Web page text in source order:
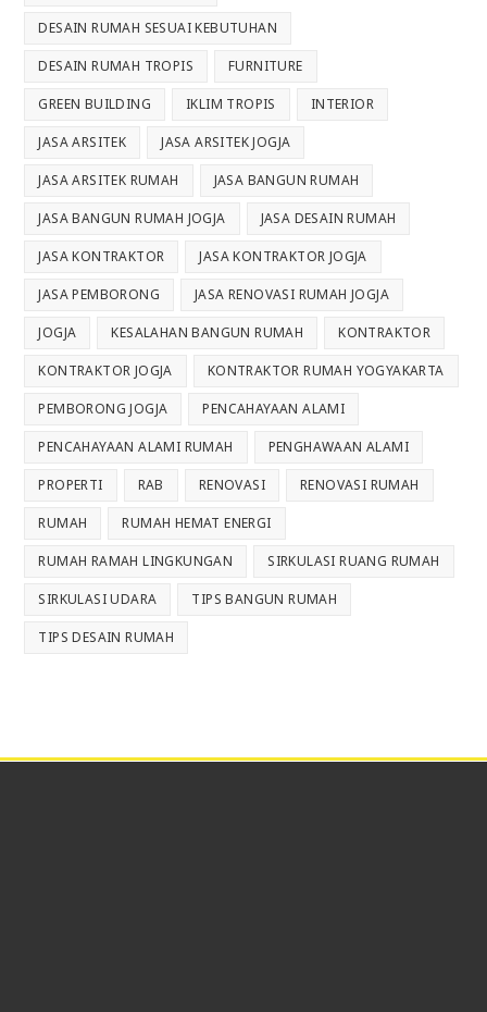
DESAIN RUMAH SESUAI KEBUTUHAN
DESAIN RUMAH TROPIS FURNITURE
GREEN BUILDING IKLIM TROPIS INTERIOR
JASA ARSITEK JASA ARSITEK JOGJA
JASA ARSITEK RUMAH JASA BANGUN RUMAH
JASA BANGUN RUMAH JOGJA JASA DESAIN RUMAH
JASA KONTRAKTOR JASA KONTRAKTOR JOGJA
JASA PEMBORONG JASA RENOVASI RUMAH JOGJA
JOGJA KESALAHAN BANGUN RUMAH KONTRAKTOR
KONTRAKTOR JOGJA KONTRAKTOR RUMAH YOGYAKARTA
PEMBORONG JOGJA PENCAHAYAAN ALAMI
PENCAHAYAAN ALAMI RUMAH PENGHAWAAN ALAMI
PROPERTI RAB RENOVASI RENOVASI RUMAH
RUMAH RUMAH HEMAT ENERGI
RUMAH RAMAH LINGKUNGAN SIRKULASI RUANG RUMAH
SIRKULASI UDARA TIPS BANGUN RUMAH
TIPS DESAIN RUMAH